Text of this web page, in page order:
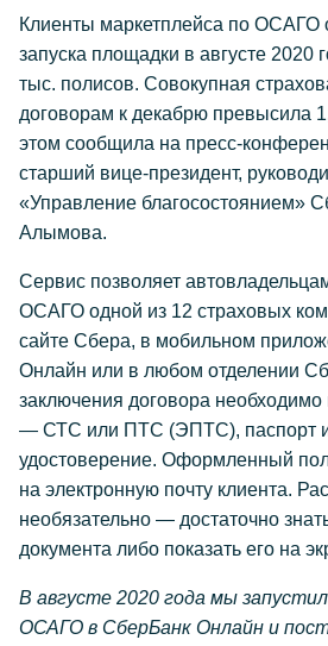
Клиенты маркетплейса по ОСАГО
запуска площадки в августе 2020
тыс. полисов. Совокупная
договорам к декабрю превысила
этом сообщила на пресс-
старший вице-президент,
«Управление благосостоянием»
Алымова.
Сервис позволяет
ОСАГО одной из 12 страховых
сайте Сбера, в мобильном
Онлайн или в любом отделении
заключения договора необходимо
— СТС или ПТС (ЭПТС), паспорт и
удостоверение. Оформленный
на электронную почту клиента.
необязательно — достаточно
документа либо показать его на
В августе 2020 года мы
ОСАГО в СберБанк Онлайн и